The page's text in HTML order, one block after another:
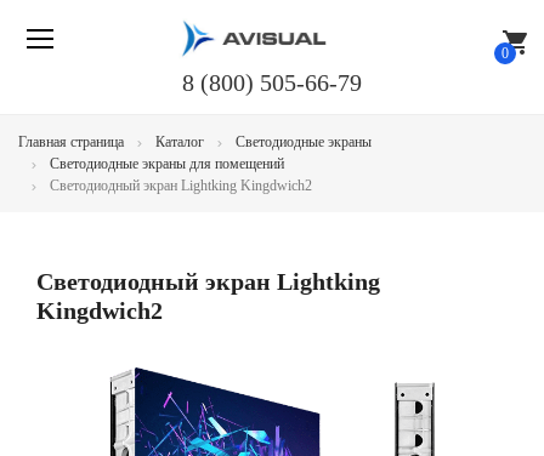
shopping_cart
0
8 (800) 505-66-79
Главная страница Каталог
Светодиодные экраны
Светодиодные экраны для помещений
Светодиодный экран Lightking Kingdwich2
Светодиодный экран Lightking
Kingdwich2